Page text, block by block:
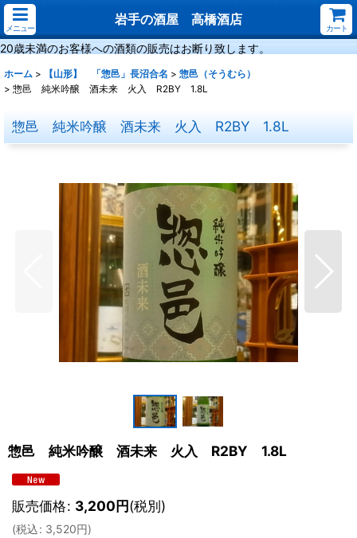
メニュー
岩手の酒屋 高橋酒店
カート
20歳未満のお客様への酒類の販売はお断り致します。
ホーム > 【山形】 「惣邑」長沼合名 > 惣邑（そうむら）
> 惣邑 純米吟醸 酒未来 火入 R2BY 1.8L
惣邑 純米吟醸 酒未来 火入 R2BY 1.8L
惣邑 純米吟醸 酒未来 火入 R2BY 1.8L
販売価格: 3,200円(税別)
(税込: 3,520円)